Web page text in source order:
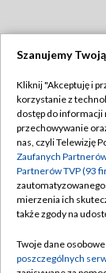
Abonament
Emisja w TVP
Centrum
Naziemna
Rada
Szanujemy
Kliknij "Akceptuję i
korzystanie z
dostęp do informacji
przechowywanie
nas, czyli Telewizję
Zaufanych
Partnerów TVP (93
mierzenia ich
także zgody na
Twoje dane
poszczególnych